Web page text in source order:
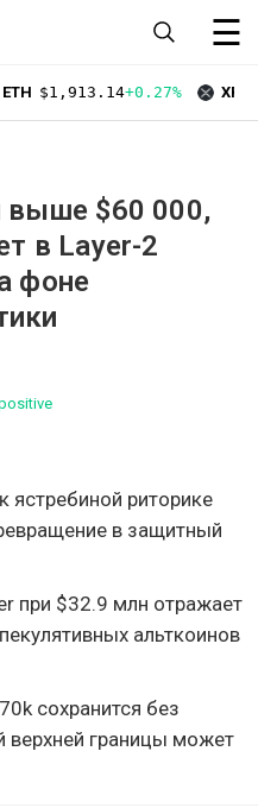
☰
ETH $1,913.14+0.27% XRP
выше $60 000,
в Layer-2
фоне
ястребиной риторике
в защитный
при $32.9 млн отражает
альткоинов
сохранится без
верхней границы может